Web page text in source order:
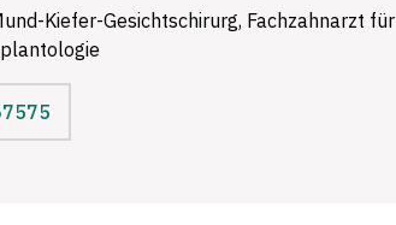
Kiefer-Gesichtschirurg, Fachzahnarzt für